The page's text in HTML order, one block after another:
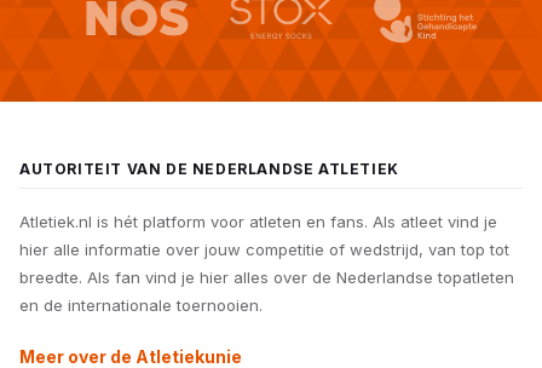
AUTORITEIT VAN DE NEDERLANDSE ATLETIEK
Atletiek.nl is hét platform voor atleten en fans. Als atleet vind je
hier alle informatie over jouw competitie of wedstrijd, van top tot
breedte. Als fan vind je hier alles over de Nederlandse topatleten
en de internationale toernooien.
Meer over de Atletiekunie